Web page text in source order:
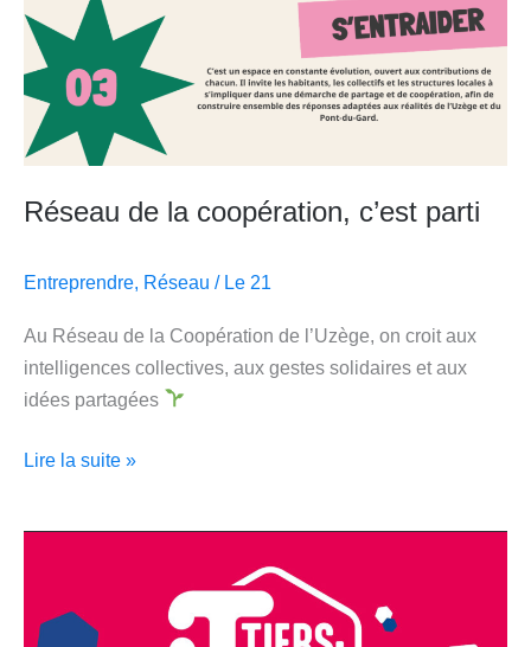
Réseau de la coopération, c’est parti
Entreprendre, Réseau / Le 21
Au Réseau de la Coopération de l’Uzège, on croit aux
intelligences collectives, aux gestes solidaires et aux
idées partagées
Lire la suite »
l’association
nationale